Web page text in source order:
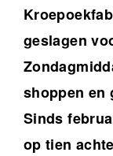
geslagen
shoppen en
Sinds
op tien